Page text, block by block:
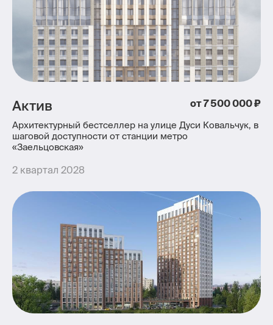
Актив от 7 500 000 ₽
Архитектурный бестселлер на улице Дуси Ковальчук, в
шаговой доступности от станции метро
«Заельцовская»
2 квартал 2028